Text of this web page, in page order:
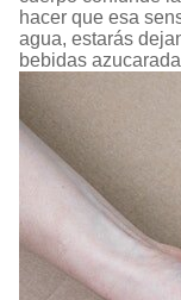
hacer que esa
agua, estarás
bebidas